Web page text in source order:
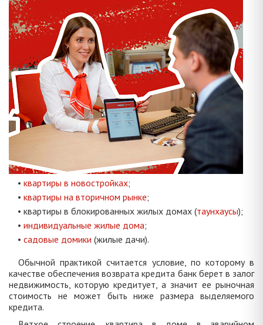
• квартиры в новостройках;
• квартиры на вторичном рынке;
• квартиры в блокированных жилых домах (таунхаусы);
• индивидуальные жилые дома;
• садовые домики (жилые дачи).
Обычной практикой считается условие, по которому в
качестве обеспечения возврата кредита банк берет в залог
недвижимость, которую кредитует, а значит ее рыночная
стоимость не может быть ниже размера выделяемого
кредита.